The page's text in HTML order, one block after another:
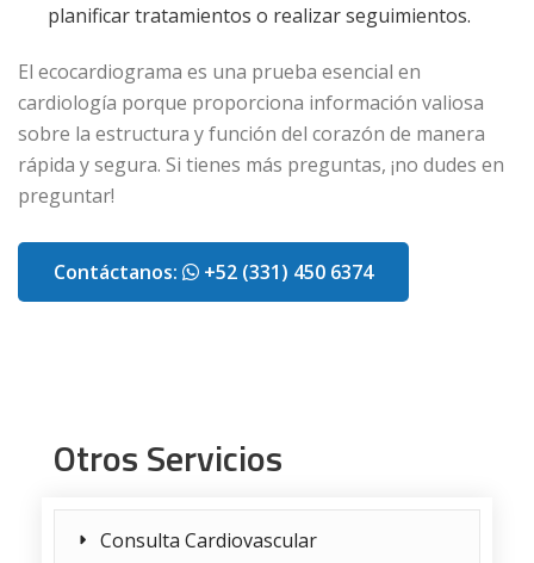
planificar tratamientos o realizar seguimientos.
El ecocardiograma es una prueba esencial en
cardiología porque proporciona información valiosa
sobre la estructura y función del corazón de manera
rápida y segura. Si tienes más preguntas, ¡no dudes en
preguntar!
Contáctanos: +52 (331) 450 6374
Otros Servicios
Consulta Cardiovascular